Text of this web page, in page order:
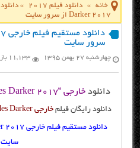
خانه » دانلود فیلم 2017 »
Darker 2017 از سرور سایت
سرور سایت
چهارشنبه ۲۷ بهمن ۱۳۹۵ 11,133 بازدید
دانلودخارجی “Fifty Shades Darker 2017 ” با کیفیت بالا
دانلود رایگان فیلم خارجی Fifty Shades Darker
سایت